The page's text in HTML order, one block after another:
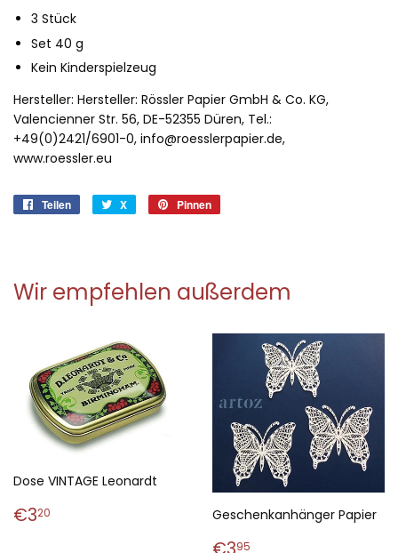
3 Stück
Set 40 g
Kein Kinderspielzeug
Hersteller: Hersteller: Rössler Papier GmbH & Co. KG,
Valencienner Str. 56, DE-52355 Düren, Tel.:
+49(0)2421/6901-0, info@roesslerpapier.de,
www.roessler.eu
Teilen X Pinnen
Wir empfehlen außerdem
Dose VINTAGE Leonardt
Normaler
€320 Geschenkanhänger Papier
95